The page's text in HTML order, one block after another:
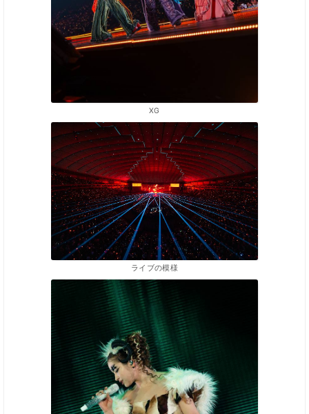
XG
ライブの模様